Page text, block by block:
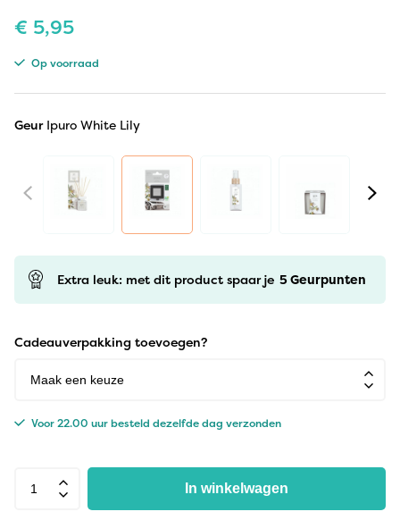
€ 5,95
Op voorraad
Geur Ipuro White Lily
Extra leuk: met dit product spaar je 5Geurpunten
Cadeauverpakking toevoegen?
Voor 22.00 uur besteld dezelfde dag verzonden
In winkelwagen